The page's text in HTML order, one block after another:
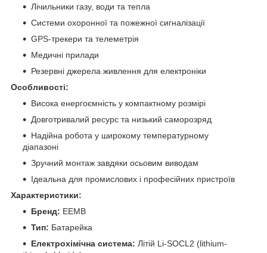
Лічильники газу, води та тепла
Системи охоронної та пожежної сигналізації
GPS-трекери та телеметрія
Медичні прилади
Резервні джерела живлення для електроніки
Особливості:
Висока енергоємність у компактному розмірі
Довготривалий ресурс та низький саморозряд
Надійна робота у широкому температурному
діапазоні
Зручний монтаж завдяки осьовим виводам
Ідеальна для промислових і професійних пристроїв
Характеристики:
Бренд: EEMB
Тип: Батарейка
Електрохімічна система: Літій Li-SOCL2 (lithium-